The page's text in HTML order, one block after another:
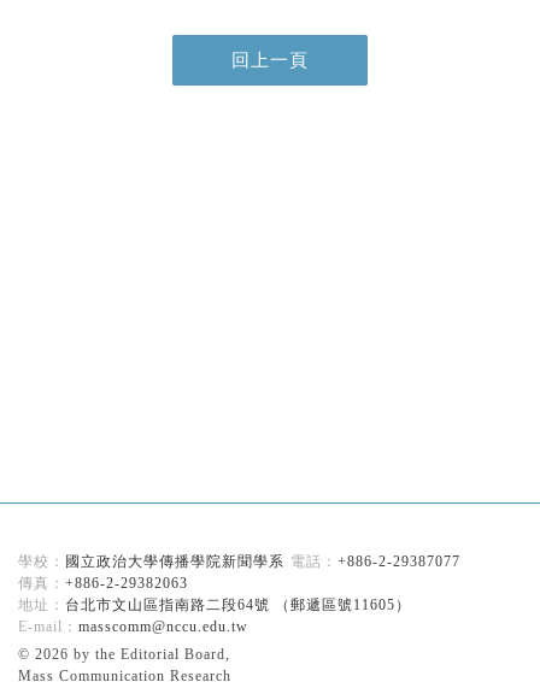
回上一頁
國立政治大學傳播學院新聞學系
+886-2-29387077
+886-2-29382063
台北市文山區指南路二段64號 （郵遞區號11605）
masscomm@nccu.edu.tw
© 2026 by the Editorial Board,
Mass Communication Research